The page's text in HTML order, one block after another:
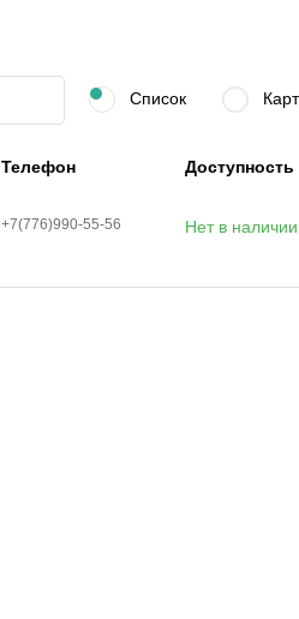
Список
Телефон Доступность
+7(776)990-55-56 Нет в наличии